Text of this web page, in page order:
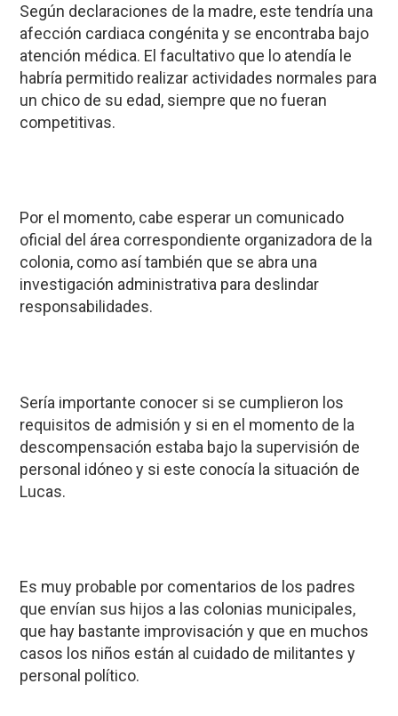
Según declaraciones de la madre, este tendría una
afección cardiaca congénita y se encontraba bajo
atención médica. El facultativo que lo atendía le
habría permitido realizar actividades normales para
un chico de su edad, siempre que no fueran
competitivas.
Por el momento, cabe esperar un comunicado
oficial del área correspondiente organizadora de la
colonia, como así también que se abra una
investigación administrativa para deslindar
responsabilidades.
Sería importante conocer si se cumplieron los
requisitos de admisión y si en el momento de la
descompensación estaba bajo la supervisión de
personal idóneo y si este conocía la situación de
Lucas.
Es muy probable por comentarios de los padres
que envían sus hijos a las colonias municipales,
que hay bastante improvisación y que en muchos
casos los niños están al cuidado de militantes y
personal político.